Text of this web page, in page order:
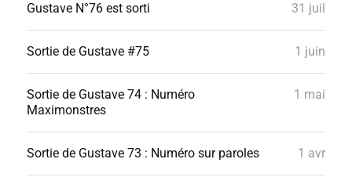
Gustave N°76 est sorti 31 juil
Sortie de Gustave #75 1 juin
Sortie de Gustave 74 : Numéro
Maximonstres
1 mai
Sortie de Gustave 73 : Numéro sur paroles 1 avr